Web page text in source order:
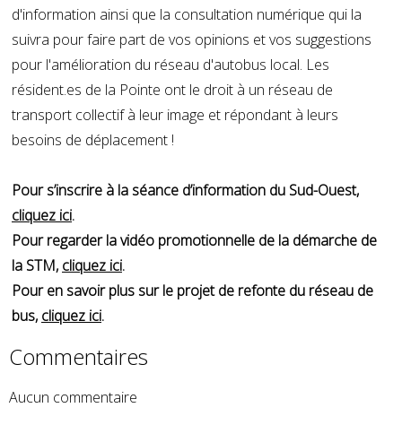
d'information ainsi que la consultation numérique qui la
suivra pour faire part de vos opinions et vos suggestions
pour l'amélioration du réseau d'autobus local. Les
résident.es de la Pointe ont le droit à un réseau de
transport collectif à leur image et répondant à leurs
besoins de déplacement !
Pour s’inscrire à la séance d’information du Sud-Ouest,
cliquez ici.
Pour regarder la vidéo promotionnelle de la démarche de
la STM, cliquez ici.
Pour en savoir plus sur le projet de refonte du réseau de
bus, cliquez ici.
Commentaires
Aucun commentaire